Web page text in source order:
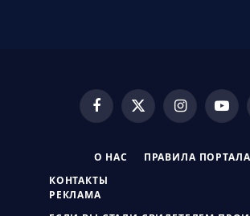
Facebook
X
Instagram
О НАС ПРАВИЛА ПОРТАЛА
КОНТАКТЫ
РЕКЛАМА